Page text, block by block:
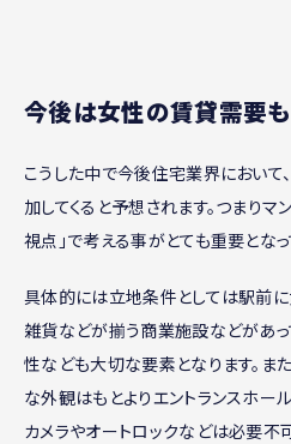
今後は女性の賃貸需要
こうした中で今後住宅業界におい
加してくると予想されます。つまり
視点」で考える事がとても重要となっ
具体的には立地条件としては駅前
雑貨などが揃う商業施設などがあ
性なども大切な要素となります。ま
な外観はもとよりエントランスホ
カメラやオートロックなどは必要不